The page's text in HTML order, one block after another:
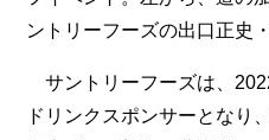
ントリーフーズの出口正史
サントリーフーズは、
ドリンクスポンサーとなり